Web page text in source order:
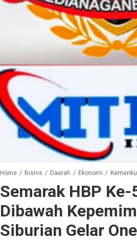
Home / Bisnis / Daerah / Ekonomi /
Semarak HBP
Dibawah
Siburian Gelar